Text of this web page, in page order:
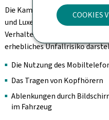
COOKIES
Die Kampagne, welche in drei
und Luxemburgisch)
Verhaltensweisen, die banal
erhebliches Unfallrisiko
Die Nutzung des
Das Tragen von Kopfhörern
Ablenkungen durch
im Fahrzeug